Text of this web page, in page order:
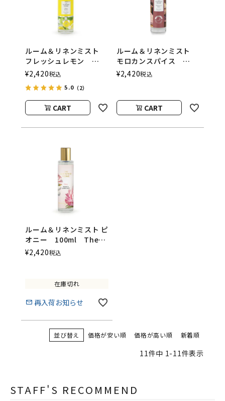
ルーム＆リネンミスト
フレッシュレモン
ASHLEIGH&BURWOOD
（アシュレイアンドバー
ウッド）
¥2,420税込
5.0 （2）
CART
ルーム＆リネンミスト
モロカンスパイス
ASHLEIGH&BURWOOD
（アシュレイアンドバー
¥2,420税込
CART
ルーム＆リネンミスト ピ
オニー 100ml The
Scented Home by
Ashleigh＆Burwood
¥2,420税込
在庫切れ
再入荷お知らせ
並び替え 価格が安い順 価格が高い順 新着順
11件中 1-11件表示
STAFF'S RECOMMEND